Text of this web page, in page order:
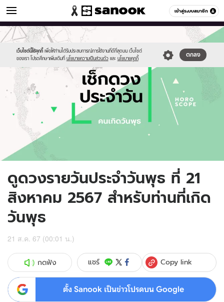
เข้าสู่ระบบสมาชิก
ดูดวง หมวดอื่นๆ
เว็บไซต์นี้ใช้คุกกี้ เพื่อให้ท่านได้รับประสบการณ์การใช้งานที่ดีที่สุดบน เว็บไซต์
ของเรา โปรดศึกษาเพิ่มเติมที่ นโยบายความเป็นส่วนตัว และ นโยบายคุกกี้
ตกลง
Sanook
//s.isanook.com/sr/0/images/logo-
new-
sanook.png
600
60
//s.isanook.com/ho/0/ud/fxd/day/daily-
horoscope-
wednesday.jpg
ดูดวงรายวันประจำวันพุธ ที่ 21
สิงหาคม 2567 สำหรับท่านที่เกิด
วันพุธ
21 ส.ค. 67 (00:01 น.)
กดฟัง แชร์ Copy link
ตั้ง Sanook เป็นข่าวโปรดบน Google